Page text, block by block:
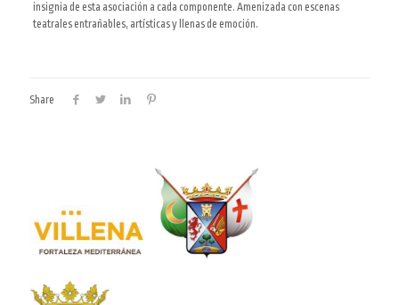
insignia de esta asociación a cada componente. Amenizada con escenas
teatrales entrañables, artísticas y llenas de emoción.
Share